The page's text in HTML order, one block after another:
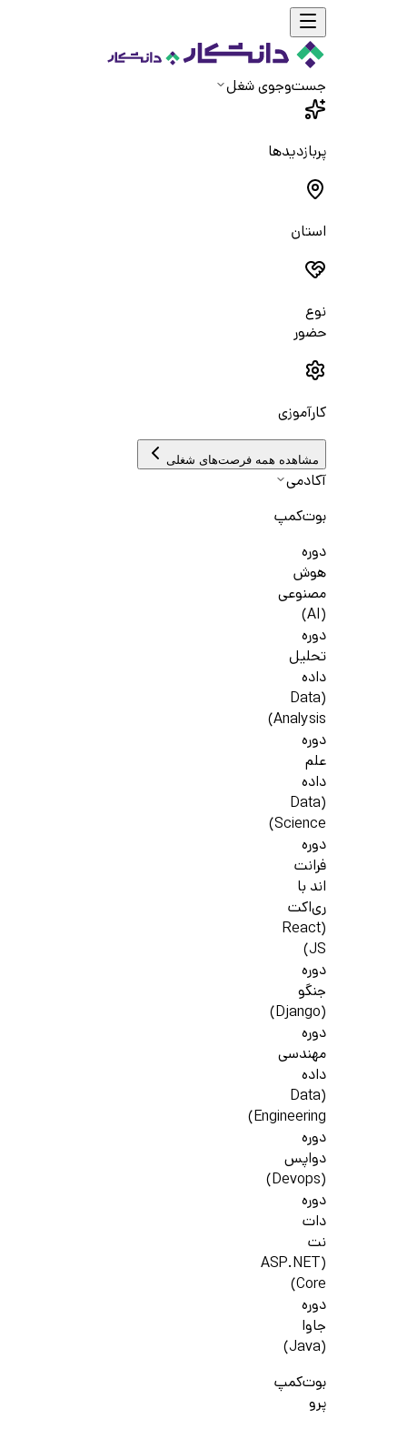
جست‌و‌جوی شغل
پربازدیدها
استان
نوع
حضور
کارآموزی
مشاهده همه فرصت‌های شغلی
آکادمی
بوت‌کمپ
دوره
هوش
مصنوعی
(AI)
دوره
تحلیل
داده
(Data
Analysis)
دوره
علم
داده
(Data
Science)
دوره
فرانت
اند با
ری‌اکت
(React
JS)
دوره
جنگو
(Django)
دوره
مهندسی
داده
(Data
Engineering)
دوره
دواپس
(Devops)
دوره
دات
نت
(ASP.NET
Core)
دوره
جاوا
(Java)
بوت‌کمپ
پرو